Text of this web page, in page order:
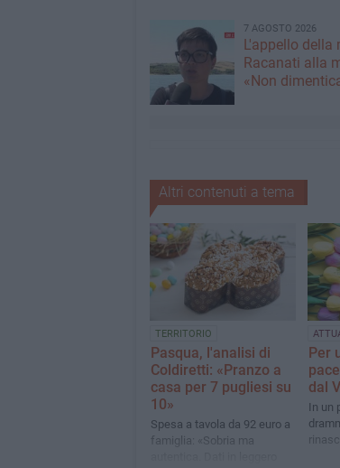
7 AGOSTO 2026
L'appello della
Racanati alla
«Non
Altri contenuti a tema
TERRITORIO
Pasqua, l'analisi di
Coldiretti: «Pranzo a
casa per 7 pugliesi su
10»
Spesa a tavola da 92 euro a
famiglia: «Sobria ma
Per
dal
In un